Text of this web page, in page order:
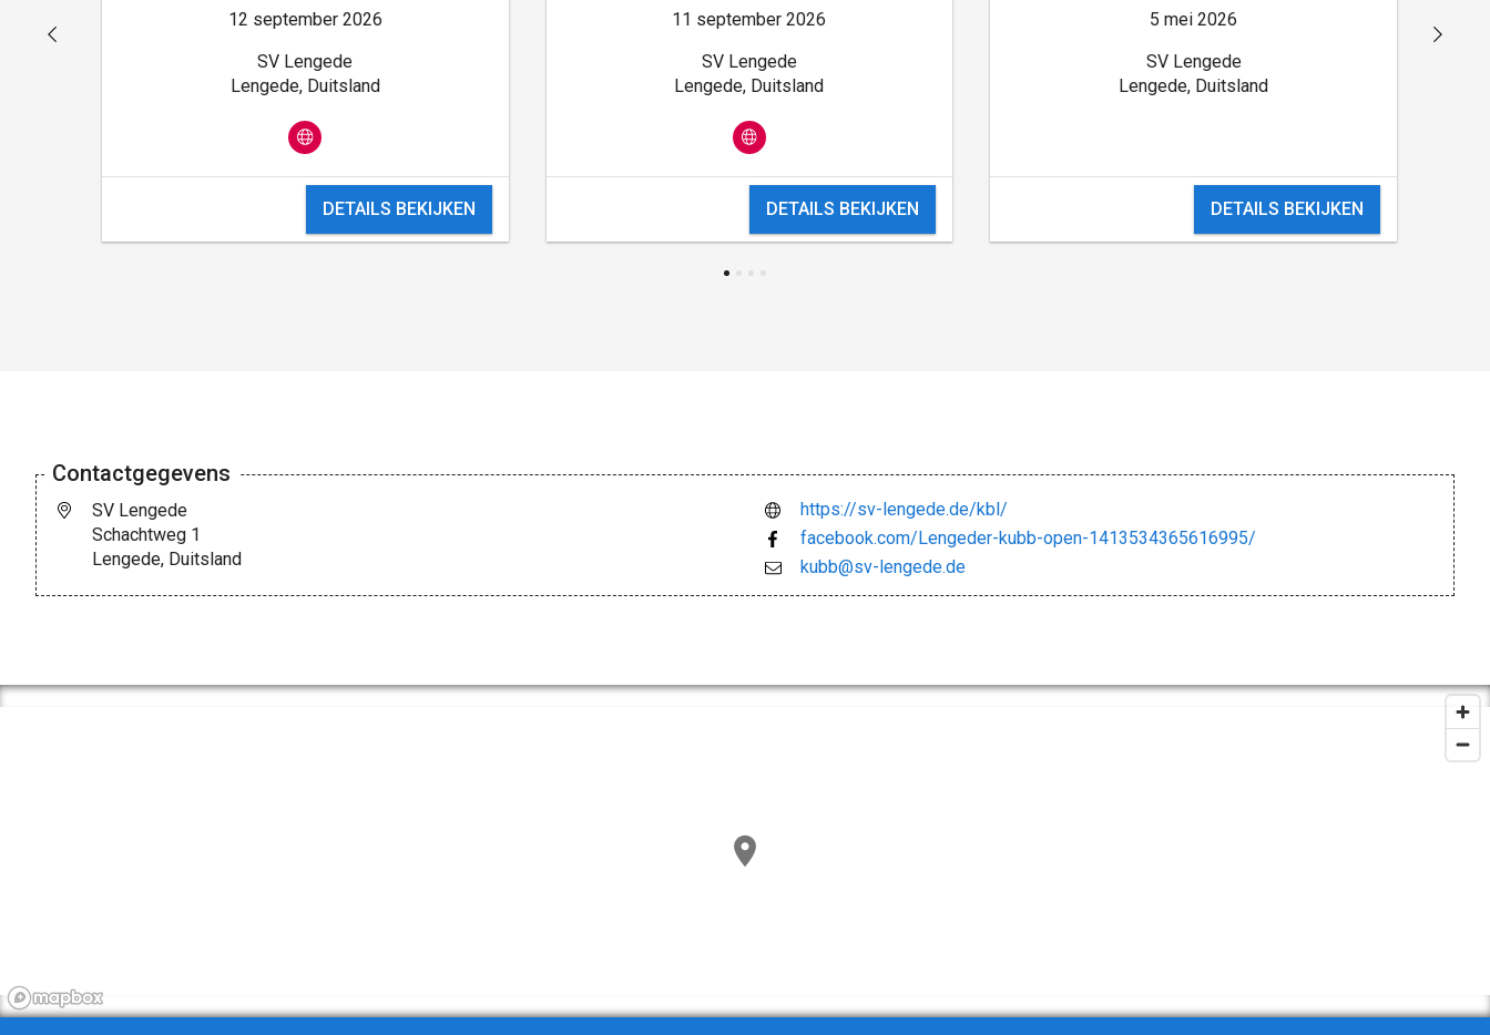
12 september 2026
SV Lengede
Lengede, Duitsland
DETAILS BEKIJKEN
11 september 2026
SV Lengede
Lengede, Duitsland
DETAILS BEKIJKEN
5 mei 2026
SV Lengede
Lengede, Duitsland
DETAILS BEKIJKEN
Contactgegevens
https://sv-lengede.de/kbl/
facebook.com/Lengeder-kubb-open-1413534365616995/
kubb@sv-lengede.de
SV Lengede
Schachtweg 1
Lengede, Duitsland